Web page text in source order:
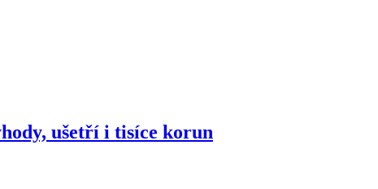
ušetří i tisíce korun